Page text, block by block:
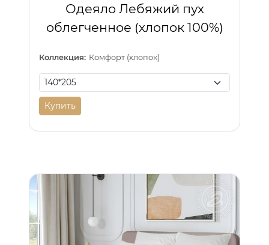
Одеяло Лебяжий пух
облегченное (хлопок 100%)
Коллекция: Комфорт (хлопок)
Купить